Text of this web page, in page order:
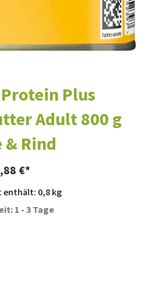
Plus
Adult 800 g
& Rind
€
enthält: 0,8 kg
1 - 3 Tage